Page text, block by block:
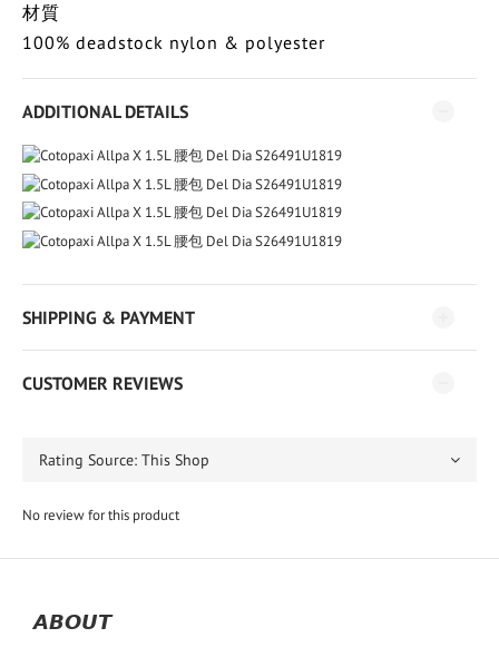
材質
100% deadstock nylon & polyester
ADDITIONAL DETAILS
SHIPPING & PAYMENT
CUSTOMER REVIEWS
No review for this product
𝘼𝘽𝙊𝙐𝙏